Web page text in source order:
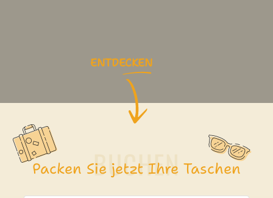
ENTDECKEN
Packen Sie jetzt Ihre Taschen